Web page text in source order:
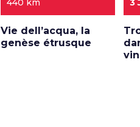
440 km
Vie dell’acqua, la
genèse étrusque
3